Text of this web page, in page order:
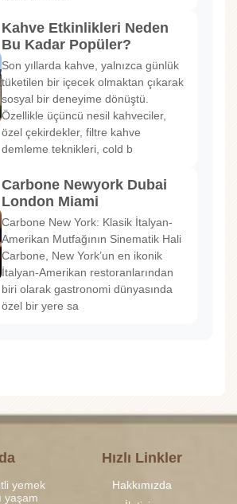
Kahve Etkinlikleri Neden
Bu Kadar Popüler?
Son yıllarda kahve, yalnızca günlük
tüketilen bir içecek olmaktan çıkarak
sosyal bir deneyime dönüştü.
Özellikle üçüncü nesil kahveciler,
özel çekirdekler, filtre kahve
demleme teknikleri, cold b
Carbone Newyork Dubai
London Miami
Carbone New York: Klasik İtalyan-
Amerikan Mutfağının Sinematik Hali
Carbone, New York’un en ikonik
İtalyan-Amerikan restoranlarından
biri olarak gastronomi dünyasında
özel bir yere sa
yemek
yaşam
Hızlı Linkler
Hakkımızda